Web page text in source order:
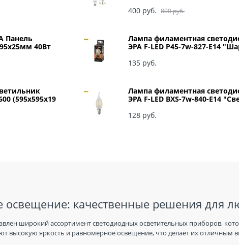
Панель
40Вт
(595x595x19
800 руб.
400 руб.
Лампа филаментная
ЭРА F-LED P45-7w-827-E14
135 руб.
Лампа филаментная
ЭРА F-LED BXS-7w-840-E14
128 руб.
освещение: качественные решения для
широкий ассортимент светодиодных осветительных приборов,
высокую яркость и равномерное освещение, что делает их